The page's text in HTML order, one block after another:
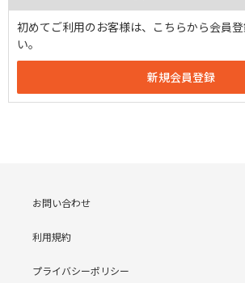
初めてご利用のお客様は、こちらから会員
い。
お問い合わせ
利用規約
プライバシーポリシー